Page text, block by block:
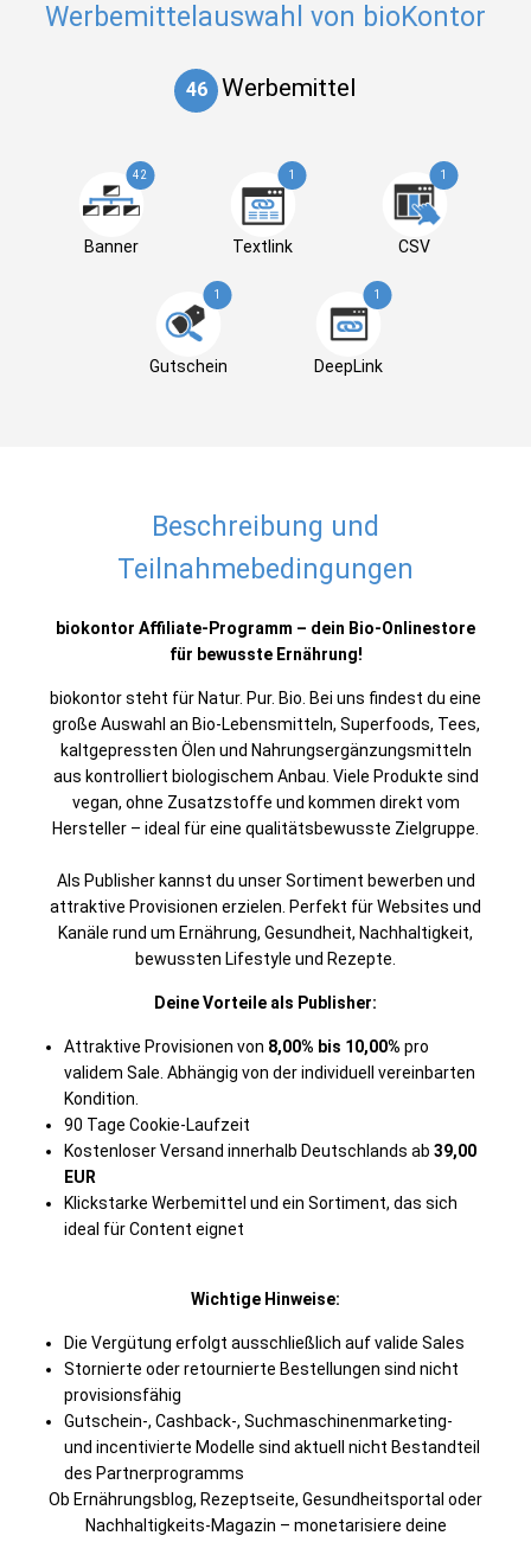
Werbemittelauswahl von bioKontor
46 Werbemittel
42
Banner
1
Textlink
1
CSV
1
Gutschein
1
DeepLink
Beschreibung und
Teilnahmebedingungen
biokontor Affiliate-Programm – dein Bio-Onlinestore
für bewusste Ernährung!
biokontor steht für Natur. Pur. Bio. Bei uns findest du eine
große Auswahl an Bio-Lebensmitteln, Superfoods, Tees,
kaltgepressten Ölen und Nahrungsergänzungsmitteln
aus kontrolliert biologischem Anbau. Viele Produkte sind
vegan, ohne Zusatzstoffe und kommen direkt vom
Hersteller – ideal für eine qualitätsbewusste Zielgruppe.
Als Publisher kannst du unser Sortiment bewerben und
attraktive Provisionen erzielen. Perfekt für Websites und
Kanäle rund um Ernährung, Gesundheit, Nachhaltigkeit,
bewussten Lifestyle und Rezepte.
Deine Vorteile als Publisher:
Attraktive Provisionen von 8,00% bis 10,00% pro
validem Sale. Abhängig von der individuell vereinbarten
Kondition.
90 Tage Cookie-Laufzeit
Kostenloser Versand innerhalb Deutschlands ab 39,00
EUR
Klickstarke Werbemittel und ein Sortiment, das sich
ideal für Content eignet
Wichtige Hinweise:
Die Vergütung erfolgt ausschließlich auf valide Sales
Stornierte oder retournierte Bestellungen sind nicht
provisionsfähig
Gutschein-, Cashback-, Suchmaschinenmarketing-
und incentivierte Modelle sind aktuell nicht Bestandteil
des Partnerprogramms
Ob Ernährungsblog, Rezeptseite, Gesundheitsportal oder
Nachhaltigkeits-Magazin – monetarisiere deine